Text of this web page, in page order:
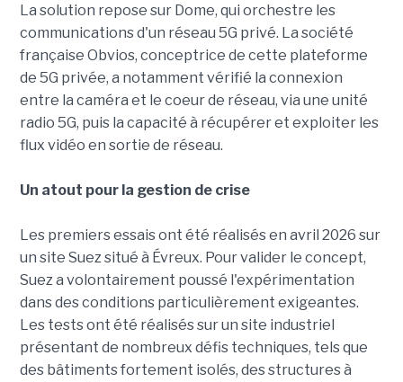
La solution repose sur Dome, qui orchestre les
communications d'un réseau 5G privé. La société
française Obvios, conceptrice de cette plateforme
de 5G privée, a notamment vérifié la connexion
entre la caméra et le coeur de réseau, via une unité
radio 5G, puis la capacité à récupérer et exploiter les
flux vidéo en sortie de réseau.
Un atout pour la gestion de crise
Les premiers essais ont été réalisés en avril 2026 sur
un site Suez situé à Évreux. Pour valider le concept,
Suez a volontairement poussé l'expérimentation
dans des conditions particulièrement exigeantes.
Les tests ont été réalisés sur un site industriel
présentant de nombreux défis techniques, tels que
des bâtiments fortement isolés, des structures à